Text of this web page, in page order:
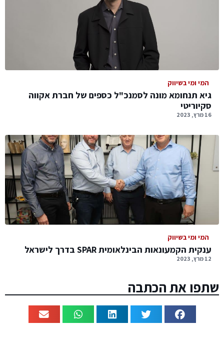
המי ומי בשיווק
גיא תנחומא מונה לסמנכ"ל כספים של חברת אקווה
סקיוריטי
16 מרץ, 2023
המי ומי בשיווק
ענקית הקמעונאות הבינלאומית SPAR בדרך לישראל
12 מרץ, 2023
שתפו את הכתבה